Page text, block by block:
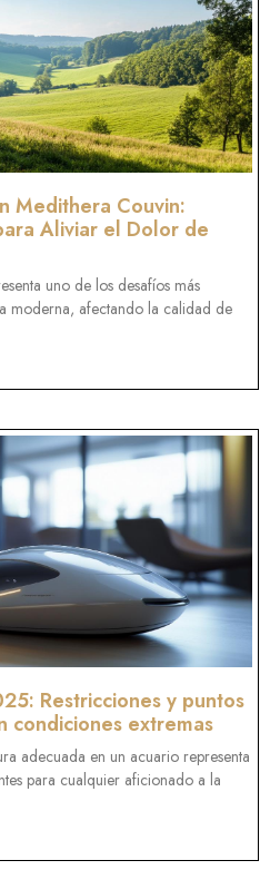
Medithera Couvin:
Aliviar el Dolor de
uno de los desafíos más
moderna, afectando la calidad de
Restricciones y puntos
condiciones extremas
adecuada en un acuario representa
para cualquier aficionado a la